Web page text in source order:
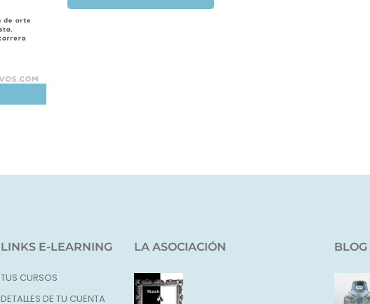
LINKS E-LEARNING
TUS CURSOS
DETALLES DE TU CUENTA
LA ASOCIACIÓN BLOG